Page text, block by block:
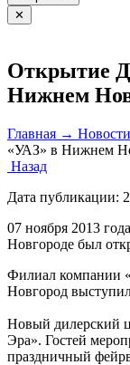
✕
Открытие
Нижнем
Главная →
«УАЗ» в Нижнем
Назад
Дата публикации:
07 ноября 2013
Новгороде был
Филиал компании
Новгород
Новый дилерский
Эра». Гостей
праздничный